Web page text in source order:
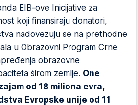
EIB-ove Inicijative za
koji finansiraju donatori,
nadovezuju se na prethodne
u Obrazovni Program Crne
obrazovne
širom zemlje. One
od 18 miliona evra,
Evropske unije od 11